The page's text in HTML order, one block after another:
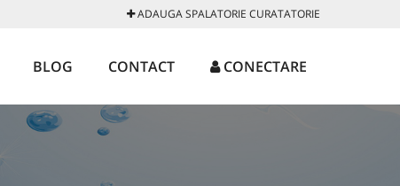
ADAUGA SPALATORIE CURATATORIE
BLOG CONTACT CONECTARE